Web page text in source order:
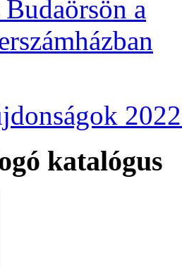
katalógus